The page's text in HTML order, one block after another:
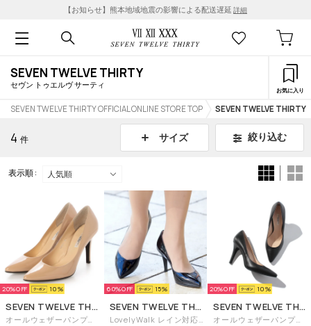
【お知らせ】熊本地域地震の影響による配送遅延 詳細
SEVEN TWELVE THIRTY
セヴン トゥエルヴ サーティ お気に入り
SEVEN TWELVE THIRTY OFFICIAL ONLINE STORE TOP SEVEN TWELVE THIRTY
4 件 サイズ 絞り込む
表示順 :
20% 10
SEVEN TWELVE THIRTY
オールウェザーパンプス（ピンクエナメル）
60% 15
SEVEN TWELVE THIRTY
LovelyWalk レイン対応・本革パンプス （ブラックエナメル）
20% 10
SEVEN TWELVE THIRTY
オールウェザーパンプス（ブラック）